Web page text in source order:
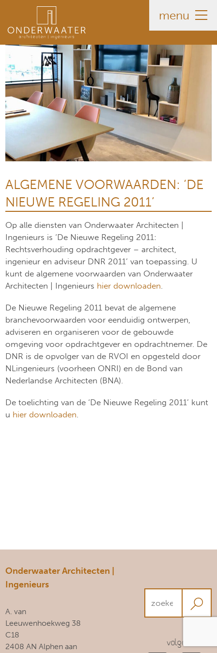
menu
ALGEMENE VOORWAARDEN: ‘DE
NIEUWE REGELING 2011’
Op alle diensten van Onderwaater Architecten |
Ingenieurs is ‘De Nieuwe Regeling 2011:
Rechtsverhouding opdrachtgever – architect,
ingenieur en adviseur DNR 2011’ van toepassing. U
kunt de algemene voorwaarden van Onderwaater
Architecten | Ingenieurs hier downloaden
De Nieuwe Regeling 2011 bevat de algemene
branchevoorwaarden voor eenduidig ontwerpen,
adviseren en organiseren voor de gebouwde
omgeving voor opdrachtgever en opdrachtnemer. De
DNR is de opvolger van de RVOI en opgesteld door
NLingenieurs (voorheen ONRI) en de Bond van
Nederlandse Architecten (BNA).
De toelichting van de ‘De Nieuwe Regeling 2011’ kunt
u hier downloaden
Onderwaater Architecten |
Ingenieurs
A. van
Leeuwenhoekweg 38
C18
2408 AN Alphen aan
Volg ons!